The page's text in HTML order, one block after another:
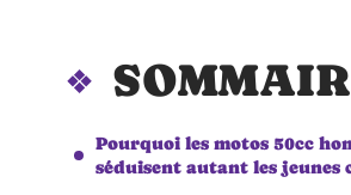
Pourquoi les motos 50cc
séduisent autant les jeunes